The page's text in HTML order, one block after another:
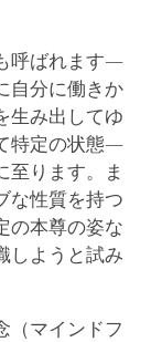
呼ばれます―
自分に働きか
生み出してゆ
特定の状態―
ります。ま
な性質を持つ
の本尊の姿な
しようと試み
（マインドフ